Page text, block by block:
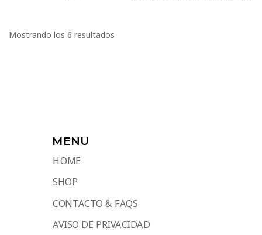
Mostrando los 6 resultados
MENU
HOME
SHOP
CONTACTO & FAQS
AVISO DE PRIVACIDAD